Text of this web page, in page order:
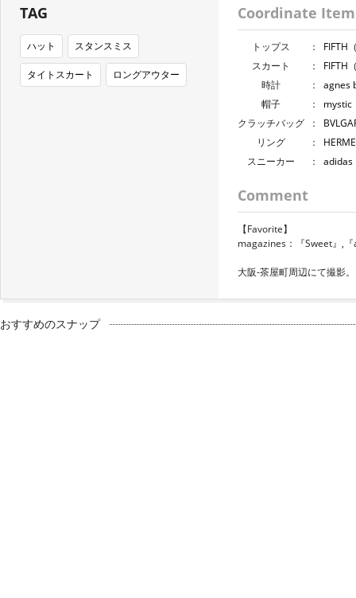
TAG
ハット スタンスミス
タイトスカート ロングアウター
Coordinate Item
トップス ：
FIFTH
スカート
：
FIFTH
時計
：
agnes
帽子
：
mystic
クラッチバッグ
：
リング
：
スニーカー
： adidas
Comment
【Favorite】
magazines：『Sweet』,
大阪-茶屋町周辺にて撮影。
おすすめのスナップ